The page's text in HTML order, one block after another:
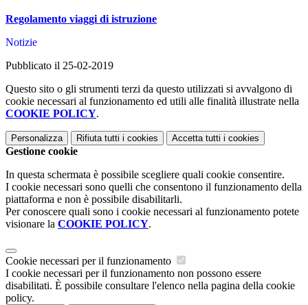
Regolamento viaggi di istruzione
Notizie
Pubblicato il 25-02-2019
Questo sito o gli strumenti terzi da questo utilizzati si avvalgono di
cookie necessari al funzionamento ed utili alle finalità illustrate nella
COOKIE POLICY.
Personalizza Rifiuta tutti i cookies Accetta tutti i cookies
Gestione cookie
In questa schermata è possibile scegliere quali cookie consentire.
I cookie necessari sono quelli che consentono il funzionamento della
piattaforma e non è possibile disabilitarli.
Per conoscere quali sono i cookie necessari al funzionamento potete
visionare la COOKIE POLICY.
Cookie necessari per il funzionamento
I cookie necessari per il funzionamento non possono essere
disabilitati. È possibile consultare l'elenco nella pagina della cookie
policy.